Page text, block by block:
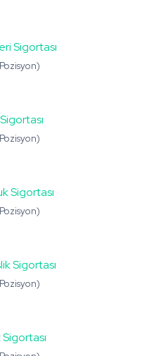
Sigortası
Sigortası
Sigortası